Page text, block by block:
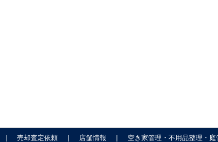
売却査定依頼 店舗情報 空き家管理・不用品整理・庭